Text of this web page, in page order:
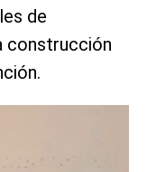
de
construcción